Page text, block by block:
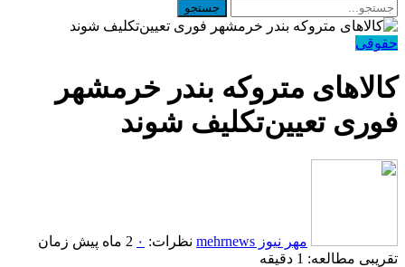
حقوقی
کالاهای متروکه بندر خرمشهر
فوری تعیین‌تکلیف شوند
مهر نیوز mehrnews نظرات: ۰ 2 ماه پیش
زمان
تقریبی مطالعه: 1 دقیقه